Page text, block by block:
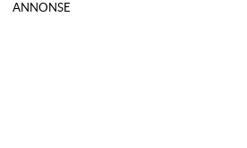
ANNONSE